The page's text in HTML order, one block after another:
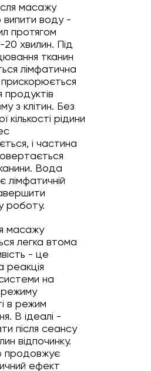
масажу
випити воду -
протягом
хвилин. Під
тканин
лімфатична
продуктів
з клітин. Без
кількості рідини
і частина
Вода
лімфатичній
роботу.
масажу
легка втома
- це
реакція
на
режиму
в режим
В ідеалі -
після сеансу
відпочинку.
продовжує
ефект